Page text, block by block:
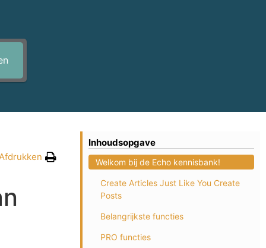
Inhoudsopgave
Welkom bij de Echo kennisbank!
Create Articles Just Like You Create
Posts
Belangrijkste functies
PRO functies